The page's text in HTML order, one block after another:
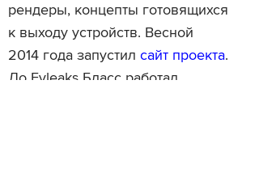
рендеры, концепты готовящихся
к выходу устройств. Весной
2014 года запустил сайт проекта.
До Evleaks Бласс работал